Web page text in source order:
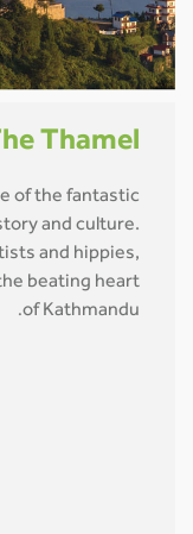
The Thamel
of the fantastic
and culture.
and hippies,
the beating heart
of Kathmandu
.